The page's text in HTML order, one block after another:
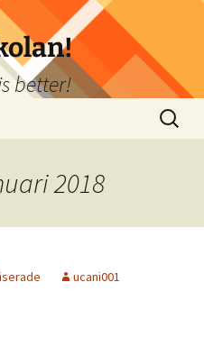
better!
Sök
efter:
2018
ucani001